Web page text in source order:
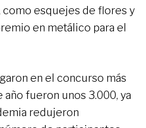
como esquejes de flores y
en metálico para el
en el concurso más
fueron unos 3.000, ya
redujeron